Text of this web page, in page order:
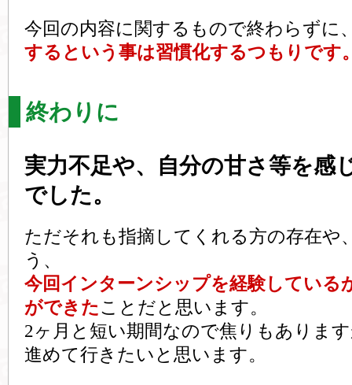
今回の内容に関するもので終わらずに
するという事は習慣化するつもりです
終わりに
実力不足や、自分の甘さ等を感
でした。
ただそれも指摘してくれる方の存在や
う、
今回インターンシップを経験している
ができた ことだと思います。
2ヶ月と短い期間なので焦りもありま
進めて行きたいと思います。